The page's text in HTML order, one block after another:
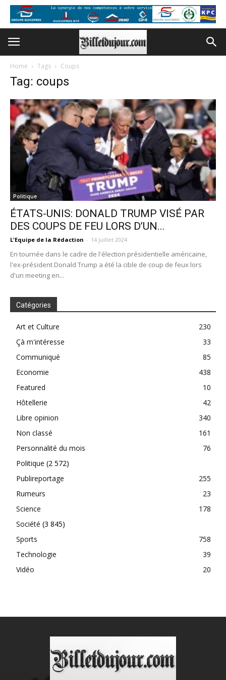
Home Tags Coups
Tag: coups
Politique
ÉTATS-UNIS: DONALD TRUMP VISÉ PAR
DES COUPS DE FEU LORS D’UN...
L'Equipe de la Rédaction - 14 juillet 2024
En tournée dans le cadre de l'élection présidentielle américaine,
l'ex-président Donald Trump a été la cible de coup de feux lors
d'un meeting en...
Catégories
Art et Culture
230
Çà m'intéresse
33
Communiqué
85
Economie
438
Featured
10
Hôtellerie
42
Libre opinion
340
Non classé
161
Personnalité du mois
76
Politique (2 572)
Publireportage
255
Rumeurs
23
Science
178
Société (3 845)
Sports
758
Technologie
39
Vidéo
20